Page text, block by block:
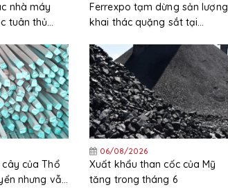
nhà máy
tuân thủ
Ferrexpo tạm dừng sản lượng
khai thác quặng sắt tại
của Thổ
nhưng vẫn
06/08/2026
Xuất khẩu than cốc của Mỹ
tăng trong tháng 6